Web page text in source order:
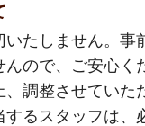
いたしません。事
んので、ご安心
調整させていた
するスタッフは